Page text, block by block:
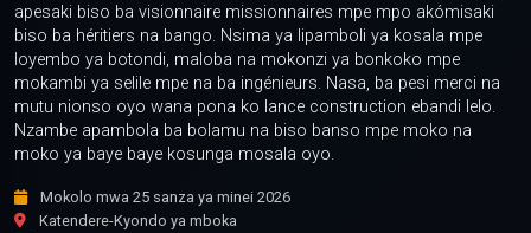
apesaki biso ba visionnaire missionnaires mpe mpo akómisaki
biso ba héritiers na bango. Nsima ya lipamboli ya kosala mpe
loyembo ya botondi, maloba na mokonzi ya bonkoko mpe
mokambi ya selile mpe na ba ingénieurs. Nasa, ba pesi merci na
mutu nionso oyo wana pona ko lance construction ebandi lelo.
Nzambe apambola ba bolamu na biso banso mpe moko na
moko ya baye baye kosunga mosala oyo.
Mokolo mwa 25 sanza ya minei 2026
Katendere-Kyondo ya mboka